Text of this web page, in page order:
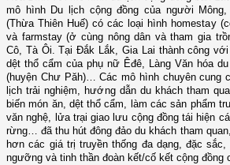
mô hình Du lịch cộng đồng của người
(Thừa Thiên Huế) có các loại hình homestay
và farmstay (ở cùng nông dân và tham gia
Cô, Tà Ôi. Tại Đắk Lắk, Gia Lai thành công
dệt thổ cẩm của phụ nữ Êđê, Làng Văn hóa
(huyện Chư Păh)… Các mô hình chuyên cung
lịch trải nghiệm, hướng dẫn du khách tham
biến món ăn, dệt thổ cẩm, làm các sản phẩm
văn nghệ, lửa trại giao lưu cộng đồng tái hiện
rừng… đã thu hút đông đảo du khách tham
hơn các giá trị truyền thống đa dạng, đặc
ngưỡng và tinh thần đoàn kết/cố kết cộng đồng